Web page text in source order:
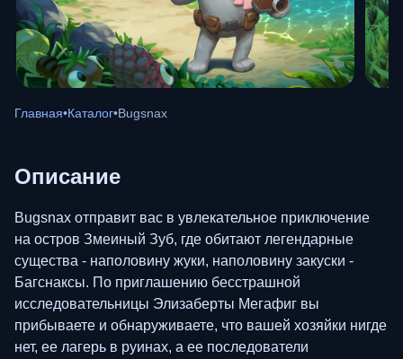
Главная•Каталог•Bugsnax
Описание
Bugsnax отправит вас в увлекательное приключение
на остров Змеиный Зуб, где обитают легендарные
существа - наполовину жуки, наполовину закуски -
Багснаксы. По приглашению бесстрашной
исследовательницы Элизаберты Мегафиг вы
прибываете и обнаруживаете, что вашей хозяйки нигде
нет, ее лагерь в руинах, а ее последователи